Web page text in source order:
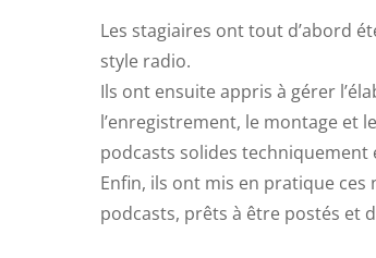
Les stagiaires ont tout d’abord
style radio.
Ils ont ensuite appris à gérer
l’enregistrement, le montage et
podcasts solides
Enfin, ils ont mis en pratique
podcasts, prêts à être postés et